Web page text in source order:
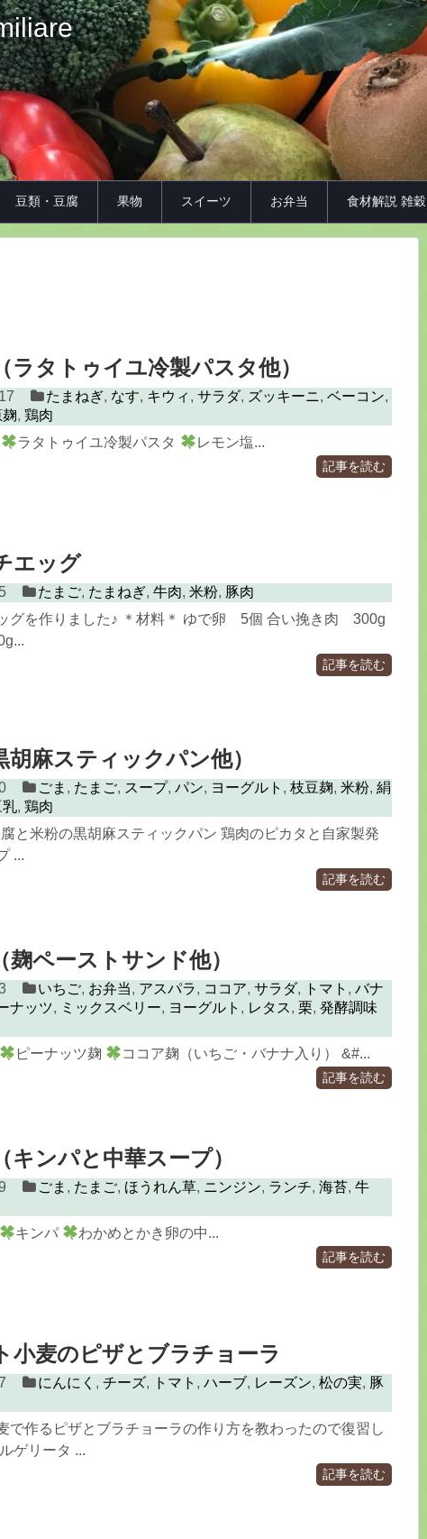
豆類・豆腐 果物 スイーツ お弁当 食材解説 雑穀
ラタトゥイユ冷製パスタ他）
たまねぎ, なす, キウィ ,サラダ, ズッキーニ,ベーコン,
, 鶏肉
ラタトゥイユ冷製パスタ レモン塩...
記事を読む
エッグ
たまご, たまねぎ,牛肉,米粉, 豚肉
グを作りました♪ ＊材料＊ ゆで卵 5個 合い挽き肉 300g
記事を読む
胡麻スティックパン他）
ごま , たまご, スープ,パン, ヨーグルト ,枝豆麹,米粉,絹
乳, 鶏肉
と米粉の黒胡麻スティックパン 鶏肉のピカタと自家製発
...
記事を読む
麹ペーストサンド他）
いちご, お弁当, アスパラ, ココア,サラダ, トマト ,バナ
ナッツ, ミックスベリー, ヨーグルト , レタス, 栗, 発酵調味
ピーナッツ麹 ココア麹（いちご・バナナ入り） &#...
記事を読む
キンパと中華スープ）
ごま , たまご, ほうれん草, ニンジン, ランチ,海苔,牛
キンパ わかめとかき卵の中...
記事を読む
小麦のピザとブラチョーラ
にんにく ,チーズ, トマト ,ハーブ, レーズン,松の実, 豚
で作るピザとブラチョーラの作り方を教わったので復習し
ゲリータ ...
記事を読む